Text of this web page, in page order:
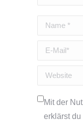
Name *
E-Mail *
Website
Mit der
erklärst